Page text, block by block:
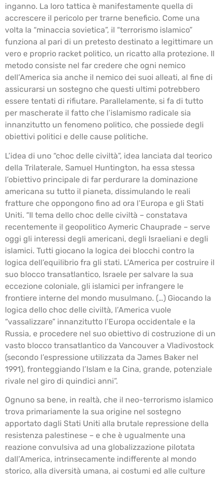
inganno. La loro tattica è manifestamente quella di
accrescere il pericolo per trarne beneficio. Come una
volta la “minaccia sovietica”, il “terrorismo islamico”
funziona al pari di un pretesto destinato a legittimare un
vero e proprio racket politico, un ricatto alla protezione. Il
metodo consiste nel far credere che ogni nemico
dell’America sia anche il nemico dei suoi alleati, al fine di
assicurarsi un sostegno che questi ultimi potrebbero
essere tentati di rifiutare. Parallelamente, si fa di tutto
per mascherate il fatto che l’islamismo radicale sia
innanzitutto un fenomeno politico, che possiede degli
obiettivi politici e delle cause politiche.
L’idea di uno “choc delle civiltà”, idea lanciata dal teorico
della Trilaterale, Samuel Huntington, ha essa stessa
l’obiettivo principale di far perdurare la dominazione
americana su tutto il pianeta, dissimulando le reali
fratture che oppongono fino ad ora l’Europa e gli Stati
Uniti. “Il tema dello choc delle civiltà – constatava
recentemente il geopolitico Aymeric Chauprade – serve
oggi gli interessi degli americani, degli Israeliani e degli
islamici. Tutti giocano la logica dei blocchi contro la
logica dell’equilibrio fra gli stati. L’America per costruire il
suo blocco transatlantico, Israele per salvare la sua
eccezione coloniale, gli islamici per infrangere le
frontiere interne del mondo musulmano. (…) Giocando la
logica dello choc delle civiltà, l’America vuole
“vassalizzare” innanzitutto l’Europa occidentale e la
Russia, e procedere nel suo obiettivo di costruzione di un
vasto blocco transatlantico da Vancouver a Vladivostock
(secondo l’espressione utilizzata da James Baker nel
1991), fronteggiando l’Islam e la Cina, grande, potenziale
rivale nel giro di quindici anni”.
Ognuno sa bene, in realtà, che il neo-terrorismo islamico
trova primariamente la sua origine nel sostegno
apportato dagli Stati Uniti alla brutale repressione della
resistenza palestinese – e che è ugualmente una
reazione convulsiva ad una globalizzazione pilotata
dall’America, intrinsecamente indifferente al mondo
storico, alla diversità umana, ai costumi ed alle culture